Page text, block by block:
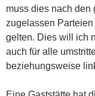
muss dies nach den
zugelassen
gelten. Dies will ich
auch für alle
beziehungsweise